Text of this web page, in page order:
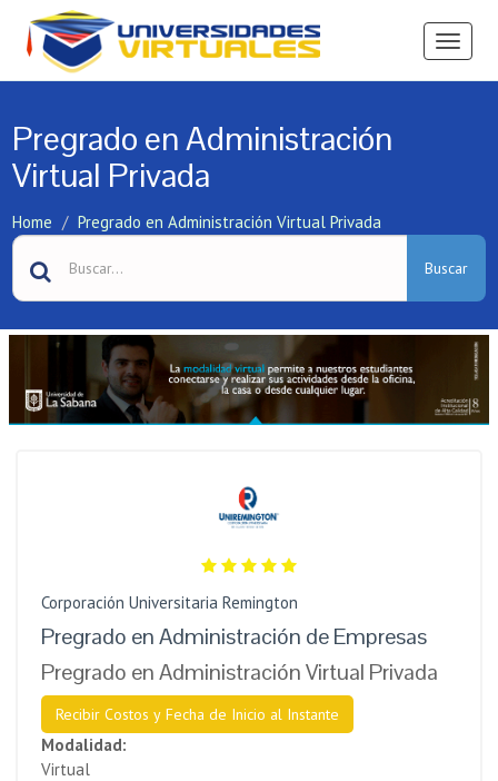
Ver
Pregrado en Administración
Virtual Privada
Home Pregrado en Administración Virtual Privada
Buscar
Corporación Universitaria Remington
Pregrado en Administración de Empresas
Pregrado en Administración Virtual Privada
Recibir Costos y Fecha de Inicio al Instante
Modalidad:
Virtual